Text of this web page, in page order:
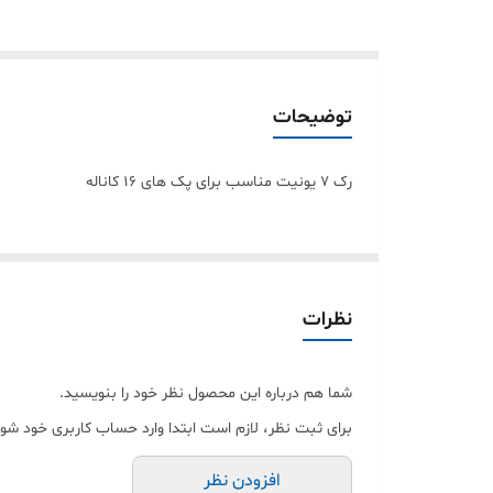
توضیحات
رک 7 یونیت مناسب برای پک های 16 کاناله
نظرات
شما هم درباره این محصول نظر خود را بنویسید.
برای ثبت نظر، لازم است ابتدا وارد حساب کاربری خود
افزودن نظر